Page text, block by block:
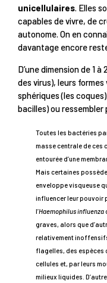
unicellulaires. Elles
capables de vivre, de
autonome. On en
davantage encore
D’une dimension de 1
des virus), leurs
sphériques (les
bacilles) ou ressembler
Toutes les bactéries
masse centrale de ces
entourée d’une
Mais certaines
enveloppe visqueuse
influencer leur pouvoir
l’Haemophilus influenza
graves, alors que
relativement
flagelles, des espèces
cellules et, par leurs
milieux liquides.